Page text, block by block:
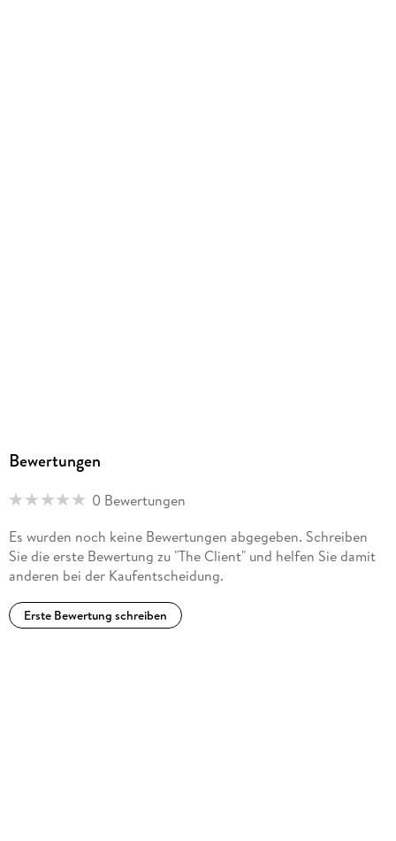
Bewertungen
0 Bewertungen
Es wurden noch keine Bewertungen abgegeben. Schreiben
Sie die erste Bewertung zu "The Client" und helfen Sie damit
anderen bei der Kaufentscheidung.
Erste Bewertung schreiben